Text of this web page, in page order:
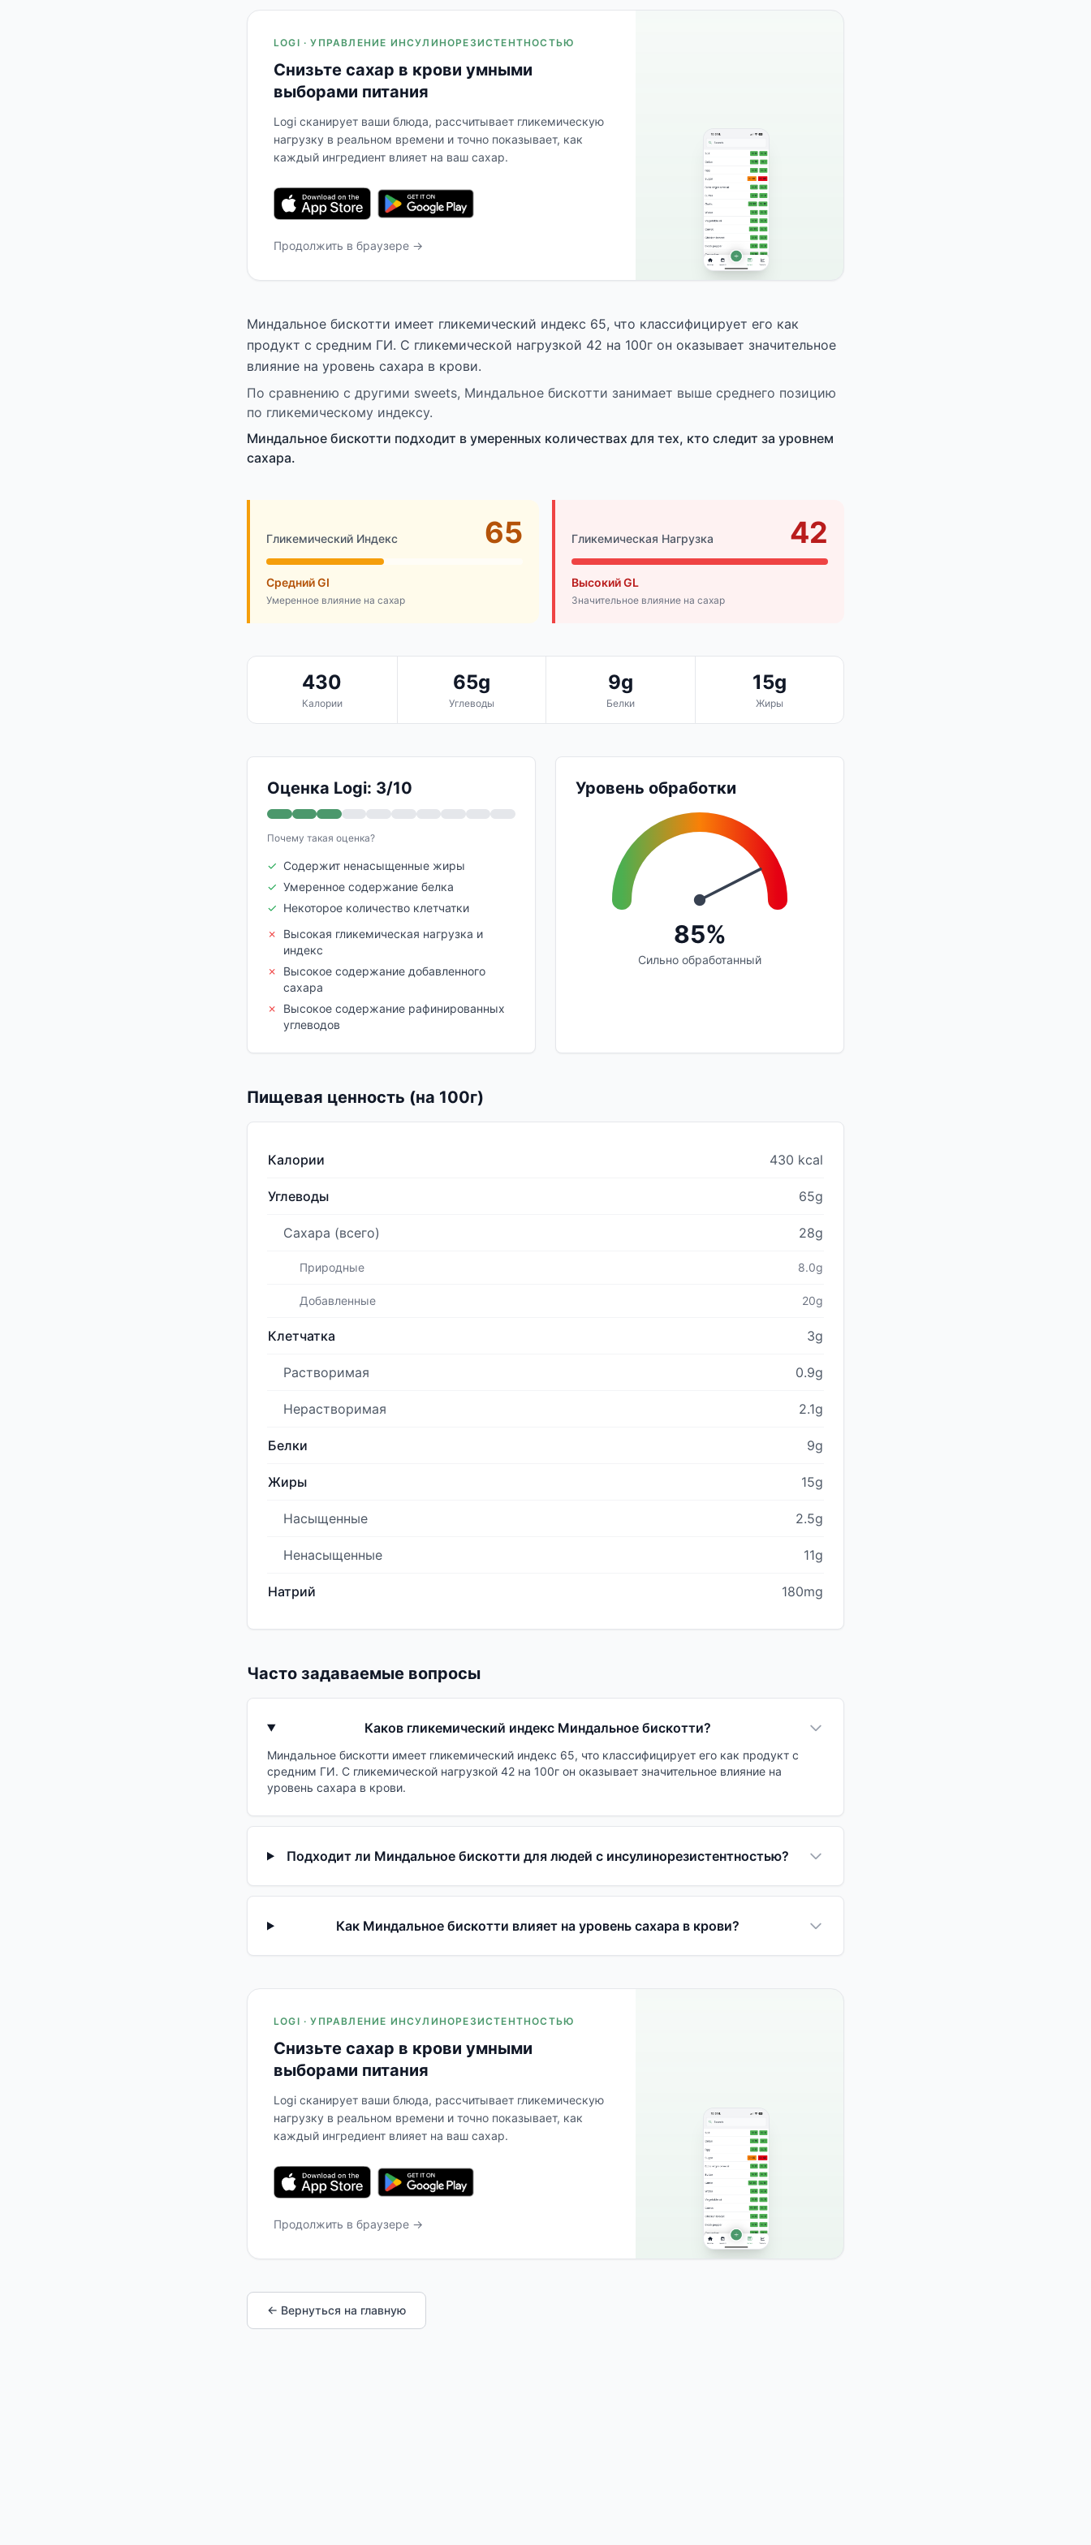
LOGI · УПРАВЛЕНИЕ ИНСУЛИНОРЕЗИСТЕНТНОСТЬЮ
Снизьте сахар в крови умными
выборами питания
Logi сканирует ваши блюда, рассчитывает гликемическую
нагрузку в реальном времени и точно показывает, как
каждый ингредиент влияет на ваш сахар.
Продолжить в браузере →
Миндальное бискотти имеет гликемический индекс 65, что классифицирует его как
продукт с средним ГИ. С гликемической нагрузкой 42 на 100г он оказывает значительное
влияние на уровень сахара в крови.
По сравнению с другими sweets, Миндальное бискотти занимает выше среднего позицию
по гликемическому индексу.
Миндальное бискотти подходит в умеренных количествах для тех, кто следит за уровнем
сахара.
Гликемический Индекс 65
Средний GI
Умеренное влияние на сахар
Гликемическая Нагрузка 42
Высокий GL
Значительное влияние на сахар
430
Калории
65g
Углеводы
9g
Белки
15g
Жиры
Оценка Logi: 3/10
Почему такая оценка?
✓ Содержит ненасыщенные жиры
✓ Умеренное содержание белка
✓ Некоторое количество клетчатки
✗
Высокая гликемическая нагрузка и
индекс
✗
Высокое содержание добавленного
сахара
✗
Высокое содержание рафинированных
углеводов
Уровень обработки
85%
Сильно обработанный
Пищевая ценность (на 100г)
Калории 430 kcal
Углеводы 65g
Сахара (всего) 28g
Природные 8.0g
Добавленные 20g
Клетчатка 3g
Растворимая 0.9g
Нерастворимая 2.1g
Белки 9g
Жиры 15g
Насыщенные 2.5g
Ненасыщенные 11g
Натрий 180mg
Часто задаваемые вопросы
Каков гликемический индекс Миндальное бискотти?
Миндальное бискотти имеет гликемический индекс 65, что классифицирует его как продукт с
средним ГИ. С гликемической нагрузкой 42 на 100г он оказывает значительное влияние на
уровень сахара в крови.
Подходит ли Миндальное бискотти для людей с инсулинорезистентностью?
Как Миндальное бискотти влияет на уровень сахара в крови?
LOGI · УПРАВЛЕНИЕ ИНСУЛИНОРЕЗИСТЕНТНОСТЬЮ
Снизьте сахар в крови умными
выборами питания
Logi сканирует ваши блюда, рассчитывает гликемическую
нагрузку в реальном времени и точно показывает, как
каждый ингредиент влияет на ваш сахар.
Продолжить в браузере →
← Вернуться на главную